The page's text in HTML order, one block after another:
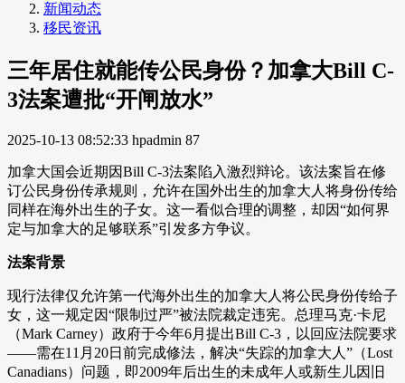
新闻动态
移民资讯
三年居住就能传公民身份？加拿大Bill C-
3法案遭批“开闸放水”
2025-10-13 08:52:33 hpadmin 87
加拿大国会近期因Bill C-3法案陷入激烈辩论。该法案旨在修
订公民身份传承规则，允许在国外出生的加拿大人将身份传给
同样在海外出生的子女。这一看似合理的调整，却因“如何界
定与加拿大的足够联系”引发多方争议。
法案背景
现行法律仅允许第一代海外出生的加拿大人将公民身份传给子
女，这一规定因“限制过严”被法院裁定违宪。总理马克·卡尼
（Mark Carney）政府于今年6月提出Bill C-3，以回应法院要求
——需在11月20日前完成修法，解决“失踪的加拿大人”（Lost
Canadians）问题，即2009年后出生的未成年人或新生儿因旧